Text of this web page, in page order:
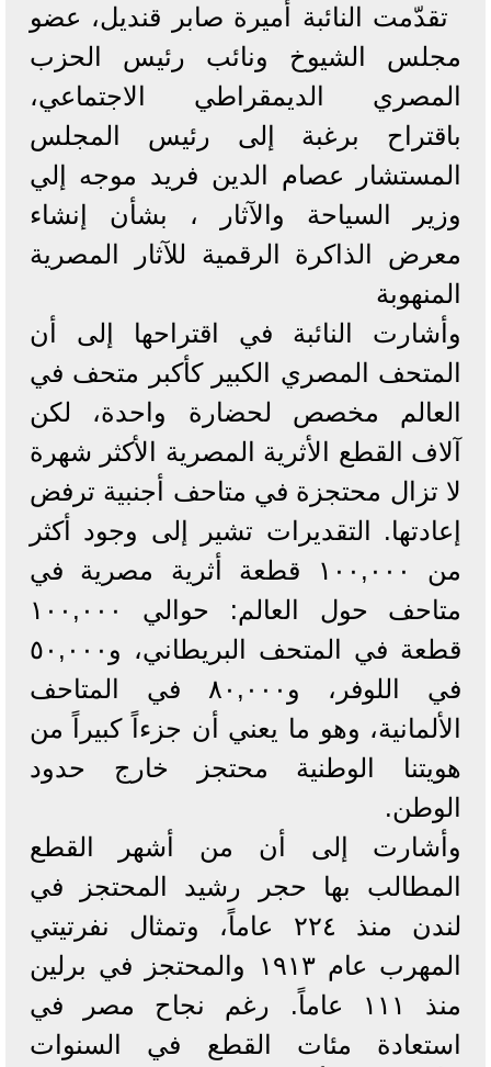
تقدّمت النائبة أميرة صابر قنديل، عضو
مجلس الشيوخ ونائب رئيس الحزب
المصري الديمقراطي الاجتماعي،
باقتراح برغبة إلى رئيس المجلس
المستشار عصام الدين فريد موجه إلي
وزير السياحة والآثار ، بشأن إنشاء
معرض الذاكرة الرقمية للآثار المصرية
المنهوبة
وأشارت النائبة في اقتراحها إلى أن
المتحف المصري الكبير كأكبر متحف في
العالم مخصص لحضارة واحدة، لكن
آلاف القطع الأثرية المصرية الأكثر شهرة
لا تزال محتجزة في متاحف أجنبية ترفض
إعادتها. التقديرات تشير إلى وجود أكثر
من ١٠٠,٠٠٠ قطعة أثرية مصرية في
متاحف حول العالم: حوالي ١٠٠,٠٠٠
قطعة في المتحف البريطاني، و٥٠,٠٠٠
في اللوفر، و٨٠,٠٠٠ في المتاحف
الألمانية، وهو ما يعني أن جزءاً كبيراً من
هويتنا الوطنية محتجز خارج حدود
الوطن.
وأشارت إلى أن من أشهر القطع
المطالب بها حجر رشيد المحتجز في
لندن منذ ٢٢٤ عاماً، وتمثال نفرتيتي
المهرب عام ١٩١٣ والمحتجز في برلين
منذ ١١١ عاماً. رغم نجاح مصر في
استعادة مئات القطع في السنوات